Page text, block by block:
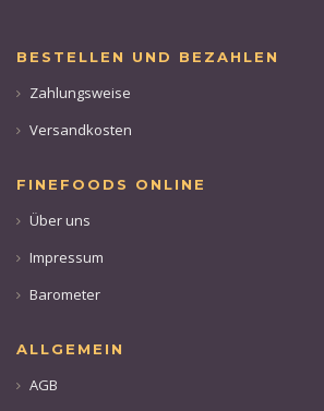
BESTELLEN UND BEZAHLEN
Zahlungsweise
Versandkosten
FINEFOODS ONLINE
Über uns
Impressum
Barometer
ALLGEMEIN
AGB